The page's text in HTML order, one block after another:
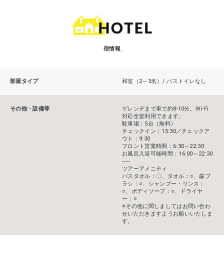
宿情報
部屋タイプ 和室（2～3名）/ バストイレなし
その他・設備等
ゲレンデまで車で約8-10分。Wi-Fi
対応全室利用できます。
駐車場：5台（無料）
チェックイン：15:30／チェックア
ウト：9:30
フロント営業時間：6:30～22:30
お風呂入浴可能時間：16:00～22:30
-----
ツアーアメニティ
バスタオル：〇、タオル：○、歯ブ
ラシ：○、シャンプー・リンス：
○、ボディソープ：○、ドライヤ
ー：○
※その他に関しましてはお問い合わ
せいただきますようお願いいたしま
す。